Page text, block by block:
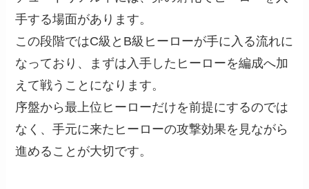
手する場面があります。
この段階ではC級とB級ヒーローが手に入る流れに
なっており、まずは入手したヒーローを編成へ加
えて戦うことになります。
序盤から最上位ヒーローだけを前提にするのでは
なく、手元に来たヒーローの攻撃効果を見ながら
進めることが大切です。